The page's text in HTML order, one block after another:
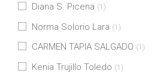
Diana S. Picena (1)
Norma Solorio Lara (1)
CARMEN TAPIA SALGADO (1)
Kenia Trujillo Toledo (1)